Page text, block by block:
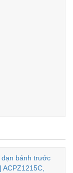
bánh trước
ACPZ1215C,